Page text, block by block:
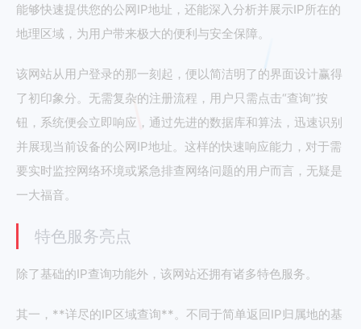
能够快速提供您的公网IP地址，还能深入分析并展示IP所在的
地理区域，为用户带来极大的便利与安全保障。
该网站从用户登录的那一刻起，便以简洁明了的界面设计赢得
了初印象分。无需复杂的注册流程，用户只需点击“查询”按
钮，系统便会立即响应，通过先进的数据库和算法，迅速识别
并展现当前设备的公网IP地址。这样的快速响应能力，对于需
要实时监控网络环境或紧急排查网络问题的用户而言，无疑是
一大福音。
特色服务亮点
除了基础的IP查询功能外，该网站还拥有诸多特色服务。
其一，**详尽的IP区域查询**。不同于简单返回IP归属地的基